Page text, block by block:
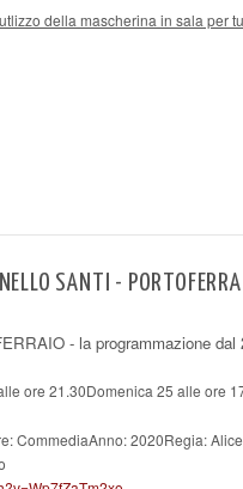
della mascherina in sala per
SANTI -
- la programmazione dal
ore 21.30Domenica 25 alle ore
CommediaAnno: 2020Regia: